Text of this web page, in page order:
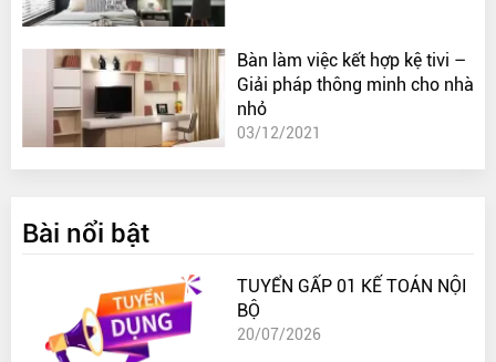
Bàn làm việc kết hợp kệ tivi –
Giải pháp thông minh cho nhà
nhỏ
03/12/2021
Bài nổi bật
TUYỂN GẤP 01 KẾ TOÁN NỘI
BỘ
20/07/2026